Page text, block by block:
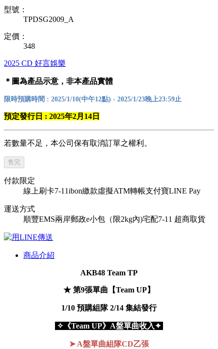
型號：
TPDSG2009_A
定價：
348
2025 CD 好言娛樂
＊圖為產品示意，非本產品實體
限時預購時間 : 2025/1/10(中午12點) - 2025/1/23晚上23:59止
預定發行日 : 2025年2月14日
若數量不足，本公司保有取消訂單之權利。
售完
付款限定
線上刷卡7-11ibon繳款虛擬ATM轉帳支付寶LINE Pay
運送方式
順豐EMS兩岸郵政e小包（限2kg內)宅配7-11 超商取貨
商品介紹
AKB48 Team TP
★ 第9張單曲【Team UP】
1/10 預購組隊 2/14 集結發行
✧《Team UP》A盤單曲收入✦
➤ A盤單曲組隊CD乙張